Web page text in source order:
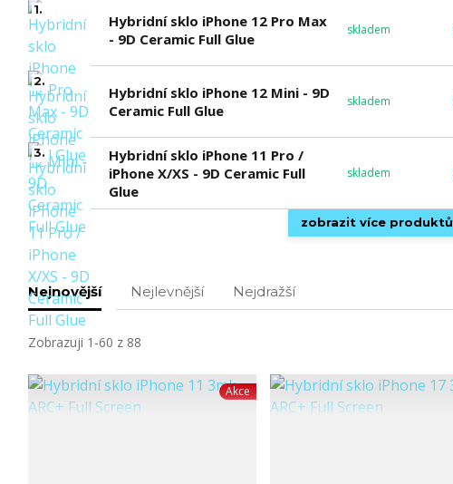
1.
Hybridní sklo iPhone 12 Pro Max
- 9D Ceramic Full Glue
skladem
2.
Hybridní sklo iPhone 12 Mini - 9D
Ceramic Full Glue
skladem
3.
Hybridní sklo iPhone 11 Pro /
iPhone X/XS - 9D Ceramic Full
Glue
skladem
zobrazit více produktů
Nejnovější Nejlevnější Nejdražší
Zobrazuji 1-60 z 88
Akce